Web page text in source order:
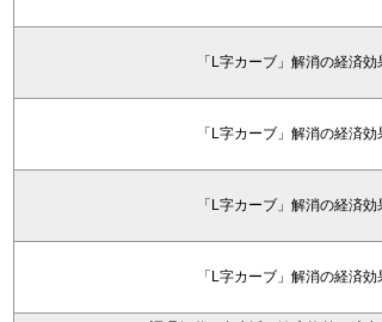
「L字カーブ」解消の経済効
「L字カーブ」解消の経済効
「L字カーブ」解消の経済効
「L字カーブ」解消の経済効